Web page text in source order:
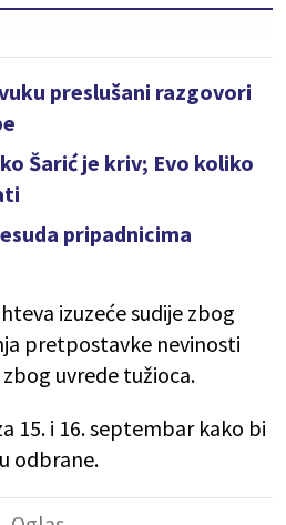
preslušani razgovori
Šarić je kriv; Evo koliko
pripadnicima
izuzeće sudije zbog
pretpostavke nevinosti
uvrede tužioca.
15. i 16. septembar kako bi
odbrane.